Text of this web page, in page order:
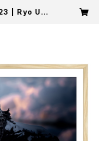
| Ryo Uts